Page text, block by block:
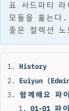
표 서드파티 라
모듈을 훑는다
좋은 컬렉션 노
History
Euiyun
함께해요 파
01-01 파